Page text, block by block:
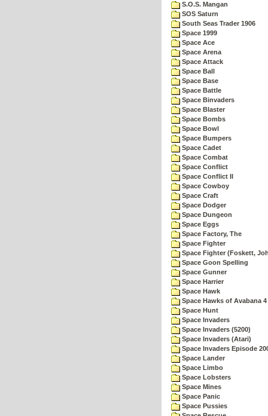
S.O.S. Mangan
SOS Saturn
South Seas Trader 1906
Space 1999
Space Ace
Space Arena
Space Attack
Space Ball
Space Base
Space Battle
Space Binvaders
Space Blaster
Space Bombs
Space Bowl
Space Bumpers
Space Cadet
Space Combat
Space Conflict
Space Conflict II
Space Cowboy
Space Craft
Space Dodger
Space Dungeon
Space Eggs
Space Factory, The
Space Fighter
Space Fighter (Foskett,
Space Goon Spelling
Space Gunner
Space Harrier
Space Hawk
Space Hawks of Avabana 4
Space Hunt
Space Invaders
Space Invaders (5200)
Space Invaders (Atari)
Space Invaders Episode
Space Lander
Space Limbo
Space Lobsters
Space Mines
Space Panic
Space Pussies